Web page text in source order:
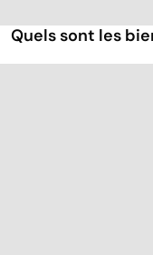
Quels sont les